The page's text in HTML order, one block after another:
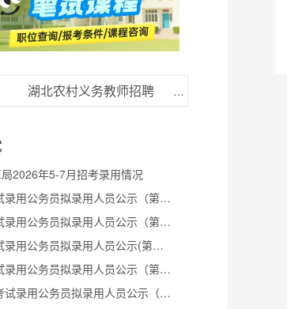
湖北农村义务教师招聘
2026年5-7月招考录用情况
2026年黄冈市考试录用公务员拟录用人员公示（第三批）
2026年天门市考试录用公务员拟录用人员公示（第二批）
2026年仙桃市考试录用公务员拟录用人员公示(第二批)
2026年宜昌市考试录用公务员拟录用人员公示（第二批）
2026年度孝感市考试录用公务员拟录用人员公示（第二批）